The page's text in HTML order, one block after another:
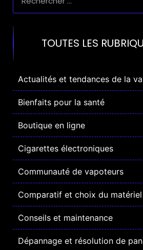
TOUTES LES
Actualités et tendances de la
Bienfaits pour la santé
Boutique en ligne
Cigarettes électroniques
Communauté de vapoteurs
Comparatif et choix du matériel
Conseils et maintenance
Dépannage et résolution de